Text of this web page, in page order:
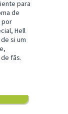
para
de
por
Hell
si um
fãs.